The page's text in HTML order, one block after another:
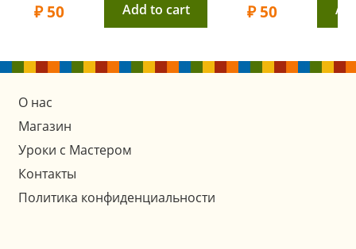
₽50 Add to cart ₽50
О нас
Магазин
Уроки с Мастером
Контакты
Политика конфиденциальности